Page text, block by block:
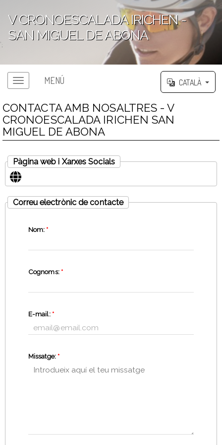
V CRONOESCALADA IRICHEN -
SAN MIGUEL DE ABONA
';
MENÚ CATALÀ
CONTACTA AMB NOSALTRES - V
CRONOESCALADA IRICHEN SAN
MIGUEL DE ABONA
Pàgina web i Xarxes Socials
Correu electrònic de contacte
Nom: *
Cognoms: *
E-mail: *
Missatge: *